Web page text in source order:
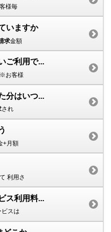
様毎
いますか
求金額
ご利用で...
※お客様
分はいつ...
され
+月額
利用さ
ス利用料...
スは